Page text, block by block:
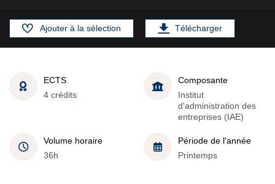
Ajouter à la sélection Télécharger
ECTS
4 crédits
Composante
Institut
d'administration des
entreprises (IAE)
Volume horaire
36h
Période de l'année
Printemps